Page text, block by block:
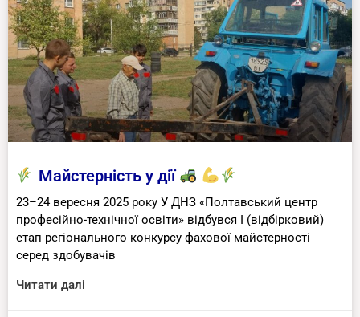
Майстерність у дії
23–24 вересня 2025 року У ДНЗ «Полтавський центр
професійно-технічної освіти» відбувся І (відбірковий)
етап регіонального конкурсу фахової майстерності
серед здобувачів
Читати далі